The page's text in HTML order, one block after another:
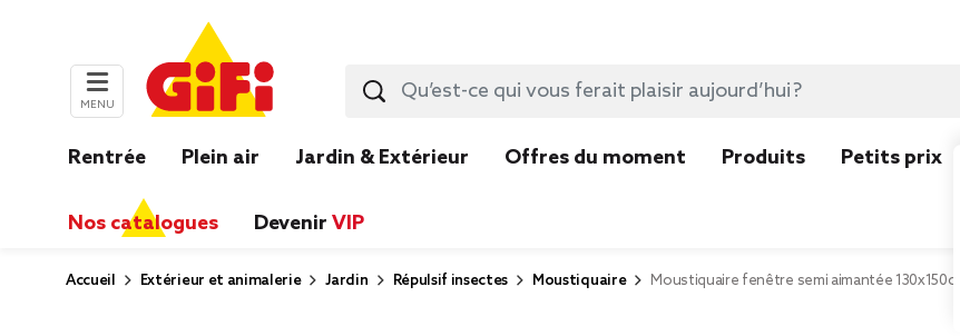
MENU
Rentrée Plein air Jardin & Extérieur Offres du moment Produits Petits prix
Nos catalogues Devenir VIP
Accueil Extérieur et animalerie Jardin Répulsif insectes Moustiquaire Moustiquaire fenêtre semi aimantée 130x150cm